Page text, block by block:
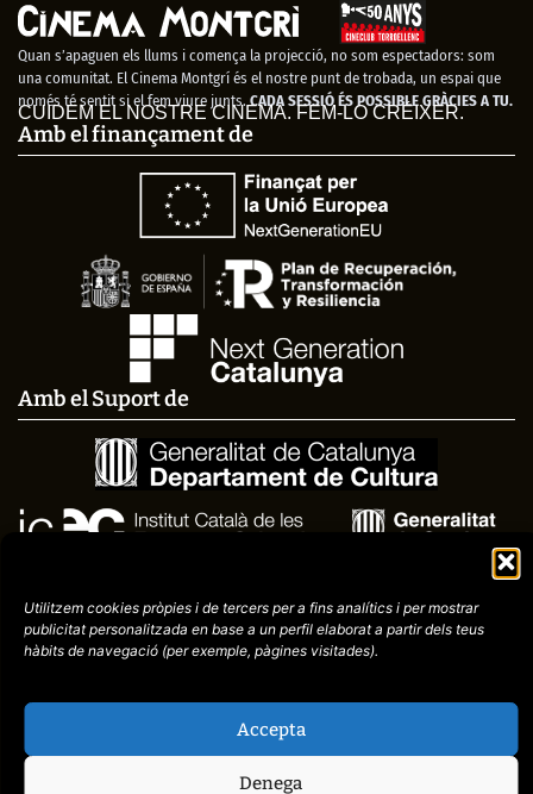
Utilitzem cookies pròpies i de tercers per a fins analítics i per mostrar
publicitatpersonalitzada en base a un perfil elaborat a partir dels teus
hàbits de navegació (perexemple, pàgines visitades).
Accepta
Denega
Quan s’apaguen els llums i comença la projecció, no som espectadors: som
una comunitat. El Cinema Montgrí és el nostre punt de trobada, un espai que
només té sentit si el fem viure junts. CADA SESSIÓ ÉS POSSIBLE GRÀCIES A TU.
CUIDEM EL NOSTRE CINEMA. FEM-LO CRÉIXER.
Amb el finançament de
Amb el Suport de
legal
Privacitat
972758396